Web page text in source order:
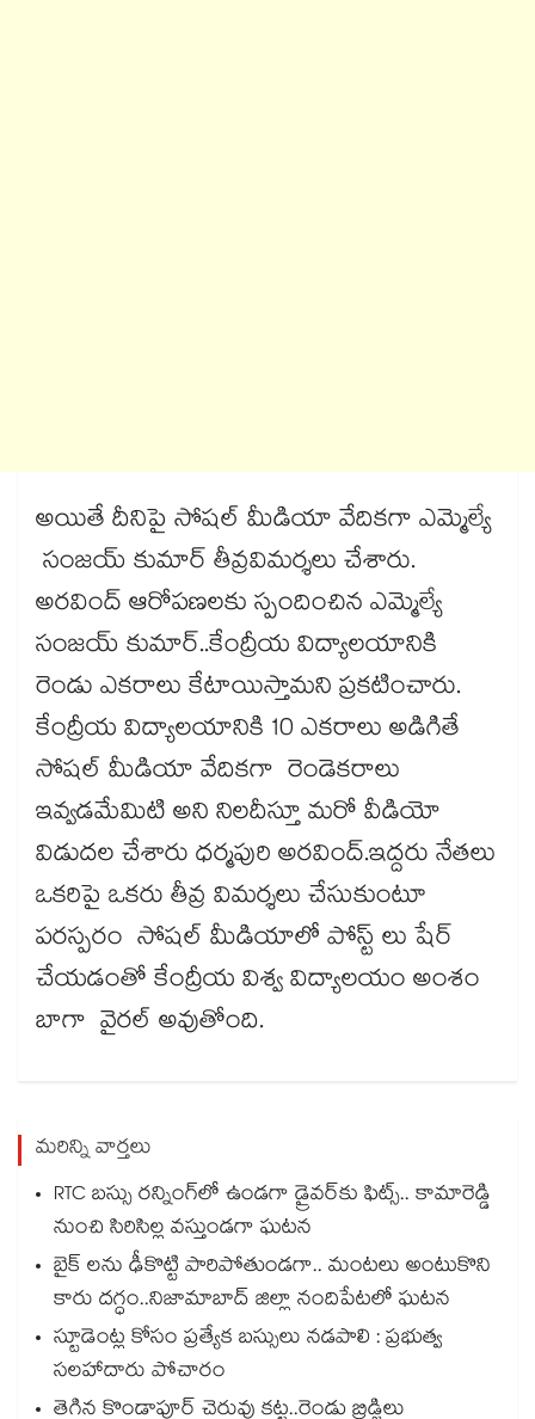
అయితే దీనిపై సోషల్ మీడియా వేదికగా ఎమ్మెల్యే
సంజయ్ కుమార్ తీవ్రవిమర్శలు చేశారు.
అరవింద్ ఆరోపణలకు స్పందించిన ఎమ్మెల్యే
సంజయ్ కుమార్..కేంద్రీయ విద్యాలయానికి
రెండు ఎకరాలు కేటాయిస్తామని ప్రకటించారు.
కేంద్రీయ విద్యాలయానికి 10 ఎకరాలు అడిగితే
సోషల్ మీడియా వేదికగా రెండెకరాలు
ఇవ్వడమేమిటి అని నిలదీస్తూ మరో వీడియో
విడుదల చేశారు ధర్మపురి అరవింద్.ఇద్దరు నేతలు
ఒకరిపై ఒకరు తీవ్ర విమర్శలు చేసుకుంటూ
పరస్పరం సోషల్ మీడియాలో పోస్ట్ లు షేర్
చేయడంతో కేంద్రీయ విశ్వ విద్యాలయం అంశం
బాగా వైరల్ అవుతోంది.
మరిన్ని వార్తలు
RTC బస్సు రన్నింగ్⁫లో ఉండగా డ్రైవర్‌కు ఫిట్స్.. కామారెడ్డి
నుంచి సిరిసిల్ల వస్తుండగా ఘటన
బైక్ లను ఢీకొట్టి పారిపోతుండగా.. మంటలు అంటుకొని
కారు దగ్ధం..నిజామాబాద్ జిల్లా నందిపేటలో ఘటన
స్టూడెంట్ల కోసం ప్రత్యేక బస్సులు నడపాలి : ప్రభుత్వ
సలహాదారు పోచారం
తెగిన కొండాపూర్‌‌‌‌ చెరువు కట్ట..రెండు బ్రిడ్జి‌‌‌‌లు